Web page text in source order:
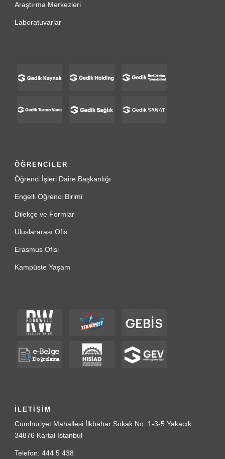
Araştırma Merkezleri
Laboratuvarlar
ÖĞRENCİLER
Öğrenci İşleri Daire Başkanlığı
Engelli Öğrenci Birimi
Dilekçe ve Formlar
Uluslararası Ofis
Erasmus Ofisi
Kampüste Yaşam
İLETİŞİM
Cumhuriyet Mahallesi İlkbahar Sokak No: 1-3-5 Yakacık
34876 Kartal İstanbul
Telefon: 444 5 438